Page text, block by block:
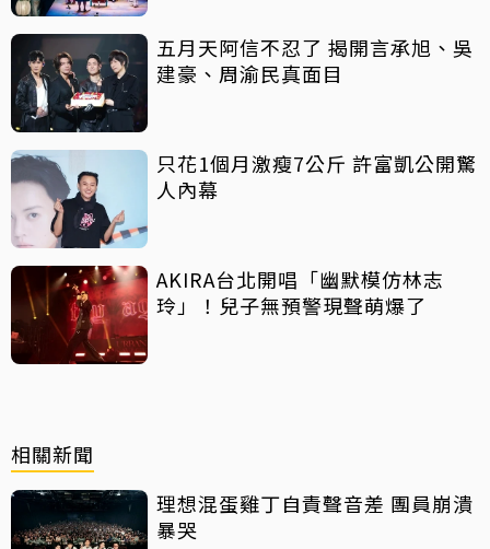
五月天阿信不忍了 揭開言承旭、吳
建豪、周渝民真面目
只花1個月激瘦7公斤 許富凱公開驚
人內幕
AKIRA台北開唱「幽默模仿林志
玲」！兒子無預警現聲萌爆了
相關新聞
理想混蛋雞丁自責聲音差 團員崩潰
暴哭